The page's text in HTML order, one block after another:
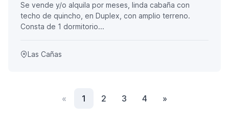
Se vende y/o alquila por meses, linda cabaña con
techo de quincho, en Duplex, con amplio terreno.
Consta de 1 dormitorio...
Las Cañas
« Anterior
1 (actual)
2 3 4 »